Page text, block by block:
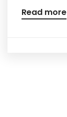
Read more